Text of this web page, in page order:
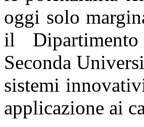
oggi solo
il
Seconda
sistemi
applicazione ai